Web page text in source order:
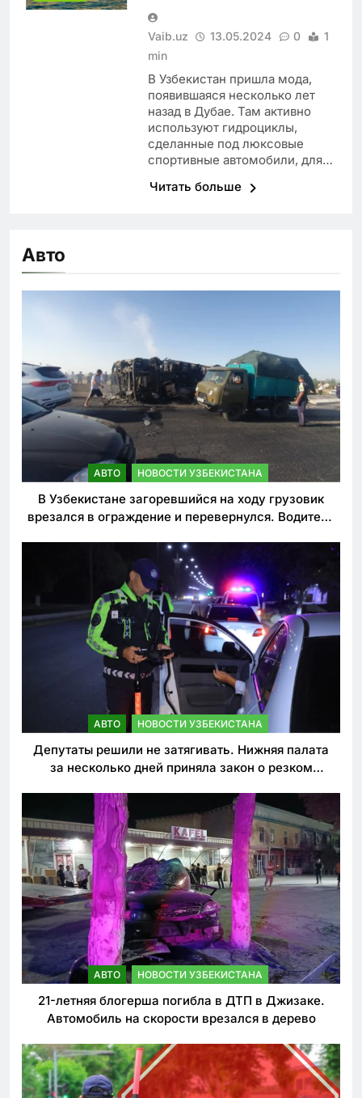
Vaib.uz 13.05.2024 0
1
min
В Узбекистан пришла мода,
появившаяся несколько лет
назад в Дубае. Там активно
используют гидроциклы,
сделанные под люксовые
спортивные автомобили, для…
Читать больше
Авто
АВТО НОВОСТИ УЗБЕКИСТАНА
В Узбекистане загоревшийся на ходу грузовик
врезался в ограждение и перевернулся. Водитель
АВТО НОВОСТИ УЗБЕКИСТАНА
Депутаты решили не затягивать. Нижняя палата
за несколько дней приняла закон о резком
АВТО НОВОСТИ УЗБЕКИСТАНА
21-летняя блогерша погибла в ДТП в Джизаке.
Автомобиль на скорости врезался в дерево